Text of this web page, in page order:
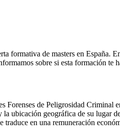
formativa de masters en España.
sobre si esta formación te
de Peligrosidad Criminal
ubicación geográfica de su lugar
en una remuneración